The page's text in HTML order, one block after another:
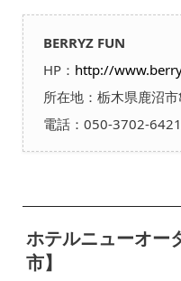
BERRYZ FUN
HP： http://
所在地：栃木県鹿沼
電話：050-3702-
ホテルニューオー
市】